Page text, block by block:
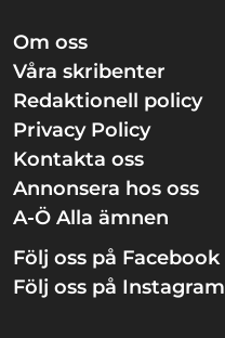
Om oss
Våra skribenter
Redaktionell policy
Privacy Policy
Kontakta oss
Annonsera hos oss
A-Ö Alla ämnen
Följ oss på Facebook
Följ oss på Instagram